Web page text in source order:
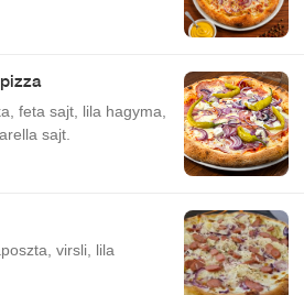
feta sajt, lila hagyma,
sajt.
virsli, lila